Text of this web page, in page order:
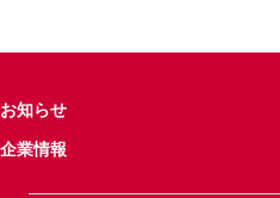
お知らせ
企業情報